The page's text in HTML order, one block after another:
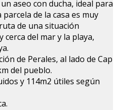
aseo con ducha, ideal para
de la casa es muy
de una situación
cerca del mar y la playa,
de Perales, al lado de Cap
del pueblo.
y 114m2 útiles según